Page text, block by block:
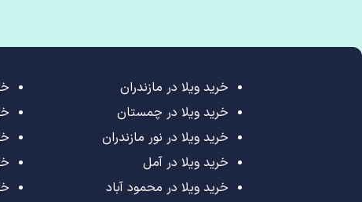
خرید ویلا در مازندران
خرید ویلا در چمستان
خرید ویلا در نور مازندران
خرید ویلا در آمل
خرید ویلا در محمود آباد